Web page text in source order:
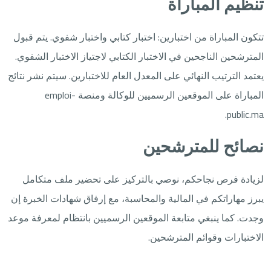
تتكون المباراة من اختبارين: اختبار كتابي واختبار شفوي. يتم قبول
المترشحين الناجحين في الاختبار الكتابي لاجتياز الاختبار الشفوي.
يعتمد الترتيب النهائي على المعدل العام للاختبارين. سيتم نشر نتائج
المباراة على الموقعين الرسميين للوكالة ومنصة emploi-
public.ma.
نصائح للمترشحين
لزيادة فرص نجاحكم، نوصي بالتركيز على تحضير ملف متكامل
يبرز مهاراتكم في المالية والمحاسبة، مع إرفاق شهادات الخبرة إن
وجدت. كما ينبغي متابعة الموقعين الرسميين بانتظام لمعرفة موعد
الاختبارات وقوائم المترشحين.